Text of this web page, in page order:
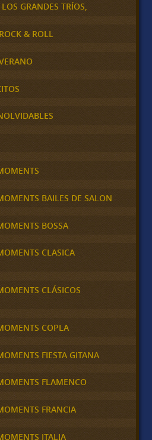
GRANDES TRÍOS,
& ROLL
BAILES DE SALON
BOSSA
CLASICA
CLÁSICOS
COPLA
FIESTA GITANA
FLAMENCO
FRANCIA
ITALIA